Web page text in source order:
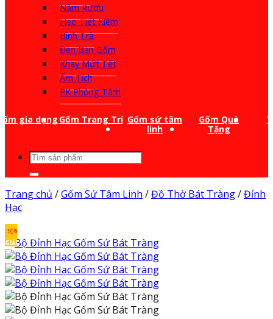
Nậm Rượu
Heo Tiết Kiệm
Bình Trà
Đèn Bàn Gốm
Khay Mứt Tết
Ấm Tích
PK Phòng Tắm
gia dụng Gốm Trang Trí Gốm sứ tâm
linh
Gốm Quà
Tặng
Tìm
kiếm:
Trang chủ /Gốm Sứ Tâm Linh /Đồ Thờ Bát Tràng/Đỉnh
Hạc
-10%
GIẢM